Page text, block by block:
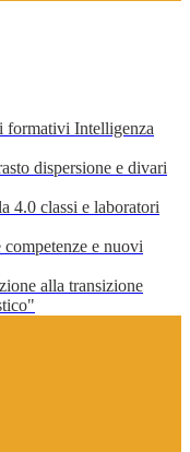
Intelligenza
dispersione e divari
4.0 classi e laboratori
e nuovi
alla transizione